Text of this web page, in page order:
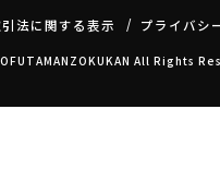
法に関する表示 プライバシ
All Rights